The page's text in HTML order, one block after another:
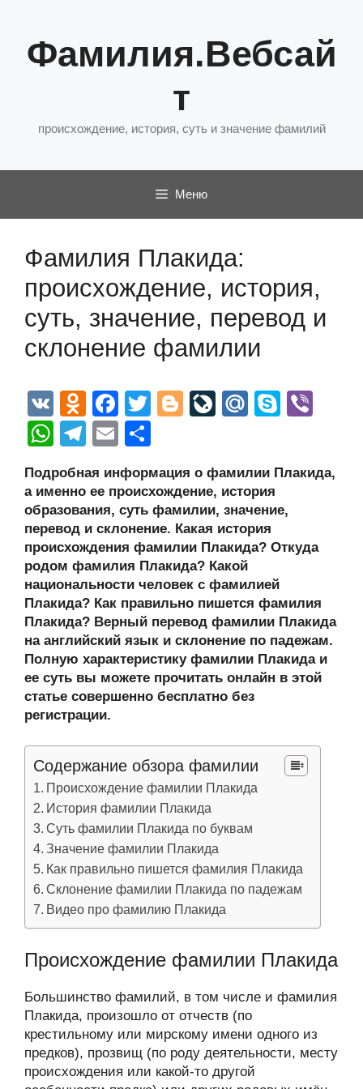
содержимому
Фамилия.Вебсай
т
происхождение, история, суть и значение фамилий
Меню
Фамилия Плакида:
происхождение, история,
суть, значение, перевод и
склонение фамилии
V
K
O
d
n
o
kl
a
ss
ni
ki
F
a
c
e
b
o
o
k
T
er
Bl
g
er
Li
J
o
ur
n
al
M
u
S
e
W
at
s
A
p
p
T
e
gr
a
m
E
ail р
а
в
и
ть
Подробная информация о фамилии Плакида,
а именно ее происхождение, история
образования, суть фамилии, значение,
перевод и склонение. Какая история
происхождения фамилии Плакида? Откуда
родом фамилия Плакида? Какой
национальности человек с фамилией
Плакида? Как правильно пишется фамилия
Плакида? Верный перевод фамилии Плакида
на английский язык и склонение по падежам.
Полную характеристику фамилии Плакида и
ее суть вы можете прочитать онлайн в этой
статье совершенно бесплатно без
регистрации.
Содержание обзора фамилии
Происхождение фамилии Плакида
История фамилии Плакида
Суть фамилии Плакида по буквам
Значение фамилии Плакида
Как правильно пишется фамилия Плакида
Склонение фамилии Плакида по падежам
Видео про фамилию Плакида
Происхождение фамилии Плакида
Большинство фамилий, в том числе и фамилия
Плакида, произошло от отчеств (по
крестильному или мирскому имени одного из
предков), прозвищ (по роду деятельности, месту
происхождения или какой-то другой